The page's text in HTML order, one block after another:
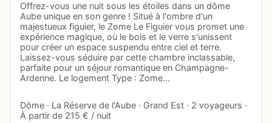
Offrez-vous une nuit sous les étoiles dans un dôme
Aube unique en son genre ! Situé à l'ombre d'un
majestueux figuier, le Zome Le Figuier vous promet une
expérience magique, où le bois et le verre s'unissent
pour créer un espace suspendu entre ciel et terre.
Laissez-vous séduire par cette chambre inclassable,
parfaite pour un séjour romantique en Champagne-
Ardenne. Le logement Type : Zome…
Dôme · La Réserve de l'Aube · Grand Est · 2 voyageurs ·
À partir de 215 € / nuit